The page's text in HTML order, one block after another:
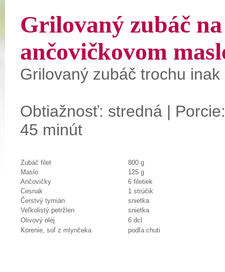
Grilovaný zubáč na
ančovičkovom
Grilovaný zubáč trochu inak
Obtiažnosť: stredná |
45 minút
Zubáč filet
800 g
Maslo
125 g
Ančovičky
6 filetiek
Cesnak
1 strúčik
Čerstvý tymián
snietka
Veľkolistý petržlen
snietka
Olivový olej
6 dcl
Korenie, soľ z mlynčeka
podľa chuti